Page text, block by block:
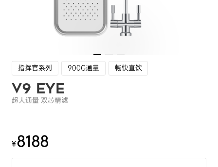
指挥官系列 900G通量 畅快直饮
V9 Eye
超大通量 双芯精滤
¥8188